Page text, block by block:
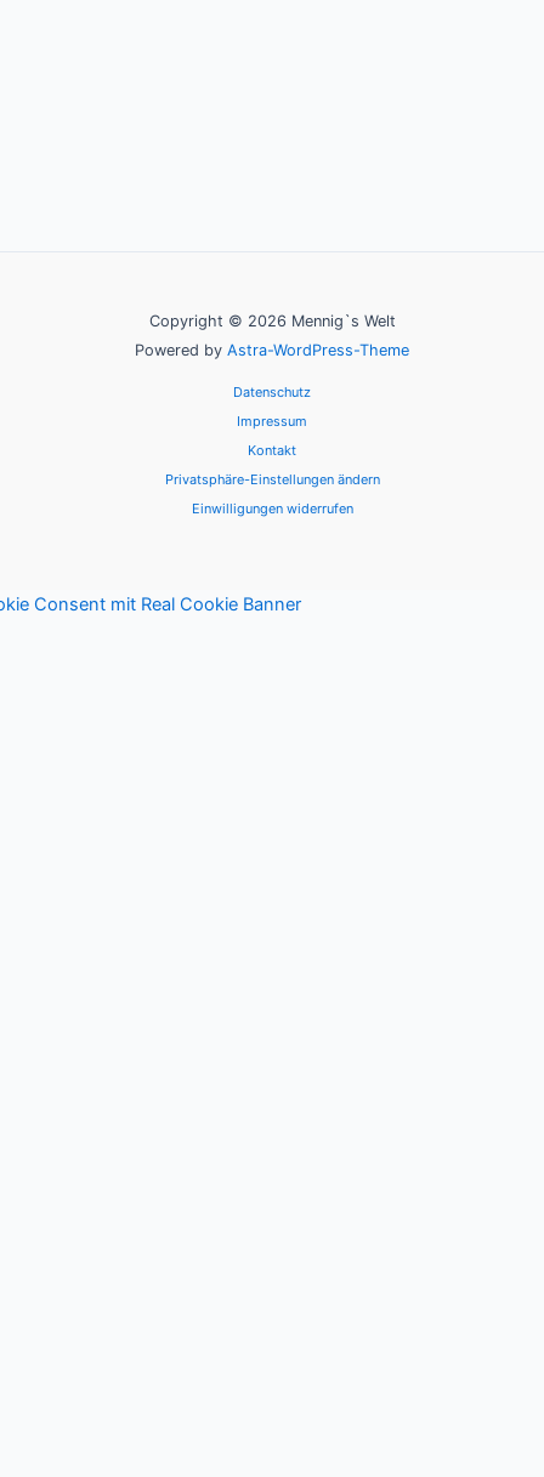
Copyright © 2026 Mennig`s Welt
Powered by Astra-WordPress-Theme
Datenschutz
Impressum
Kontakt
Privatsphäre-Einstellungen ändern
Einwilligungen widerrufen
Consent mit Real Cookie Banner